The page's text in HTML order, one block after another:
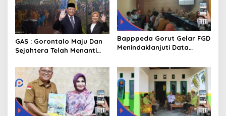
GAS : Gorontalo Maju Dan
Sejahtera Telah Menanti
Bapppeda Gorut Gelar FGD
Menindaklanjuti Data
Kesejahteraan